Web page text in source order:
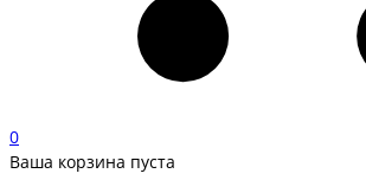
0
Ваша корзина пуста